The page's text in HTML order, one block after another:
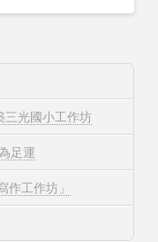
三光國小工作坊
足運
工作坊」